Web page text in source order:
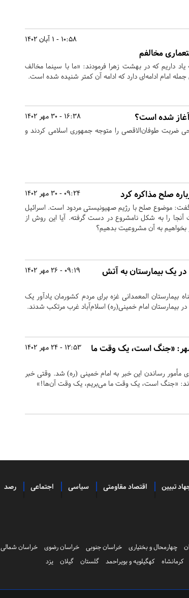
10:58 - 1 آبان 1402
مخالفم
داریم که در بهشت زهرا فرمودند: «ما با سینما مخالف
جمله امام ادامه‌ای دارد که ادامه آن کمتر شنیده شده است.
16:38 - 30 مهر 1402 آغاز شده است؟
ضربت طوفان‌الاقصی را متوجه جمهوری اسلامی کردند و
09:24 - 30 مهر 1402 صلح مذاکره کرد
موضوع صلح با رژیم صهیونیستی مردود است. اسرائیل
آنجا را به شکل نامشروع در دست گرفته. آیا این روش از
بخواهیم به آن مشروعیت بدهیم؟
09:19 - 26 مهر 1402
در یک بیمارستان به آتش
بیمارستان المعمدانی غزه برای مردم کشورمان یادآور یک
12:53 - 24 مهر 1402
«جنگ است، یک وقت ما
مأمور رساندن این خبر به امام خمینی (ره) شد. وقتی خبر
«جنگ است، یک وقت ما می‌بریم، یک وقت آن‌‌ها!»
تبیین اقتصاد مقاومتی سیاسی اجتماعی رصد
چهارمحال و بختیاری خراسان جنوبی خراسان رضوی خراسان شمالی
کرمانشاه کهگیلویه و بویراحمد گلستان گیلان یزد